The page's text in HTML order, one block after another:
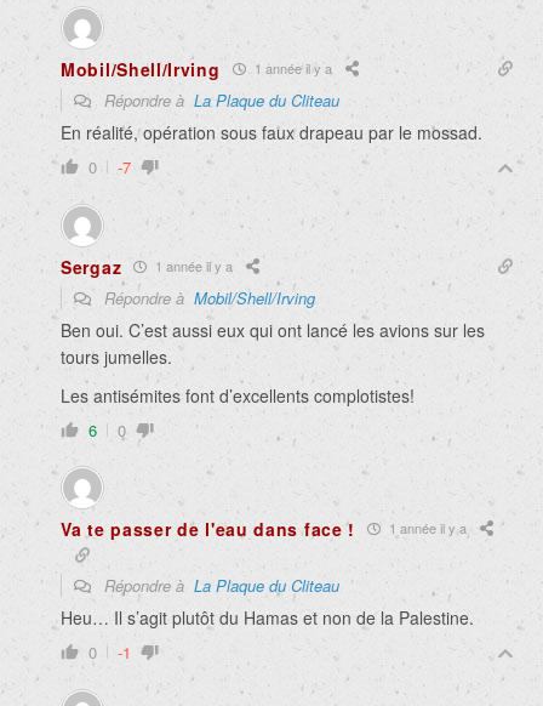
Mobil/Shell/Irving 1 année il y a
Répondre à La Plaque du Cliteau
En réalité, opération sous faux drapeau par le mossad.
0 -7
Sergaz 1 année il y a
Répondre à Mobil/Shell/Irving
Ben oui. C’est aussi eux qui ont lancé les avions sur les
tours jumelles.
Les antisémites font d’excellents complotistes!
6 0
Va te passer de l'eau dans face ! 1 année il y a
Répondre à La Plaque du Cliteau
Heu… Il s’agit plutôt du Hamas et non de la Palestine.
0 -1